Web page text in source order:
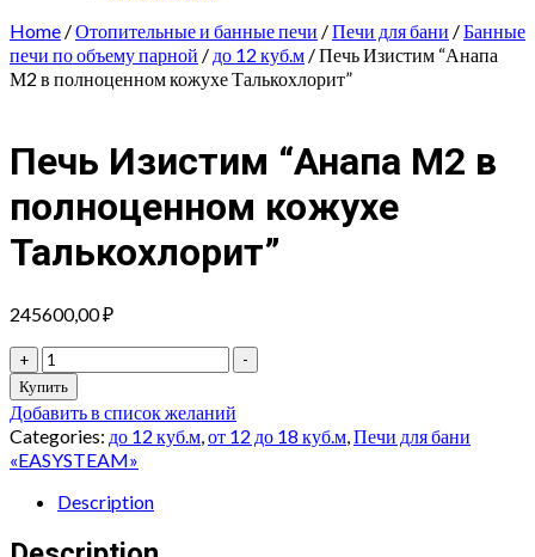
Home /Отопительные и банные печи /Печи для бани /Банные
печи по объему парной / до 12 куб.м / Печь Изистим “Анапа
М2 в полноценном кожухе Талькохлорит”
Печь Изистим “Анапа М2 в
полноценном кожухе
Талькохлорит”
245600,00₽
+
Печь
Изистим
"Анапа
М2
в
полноценном
кожухе
quantity
-
Купить
Добавить в список желаний
Categories: до 12 куб.м от 12 до 18 куб.м Печи для бани
«EASYSTEAM»
Description